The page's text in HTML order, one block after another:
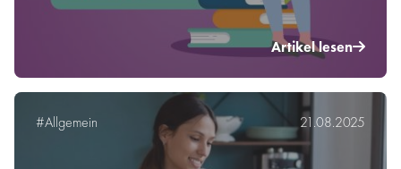
Artikel lesen
#Allgemein 21.08.2025